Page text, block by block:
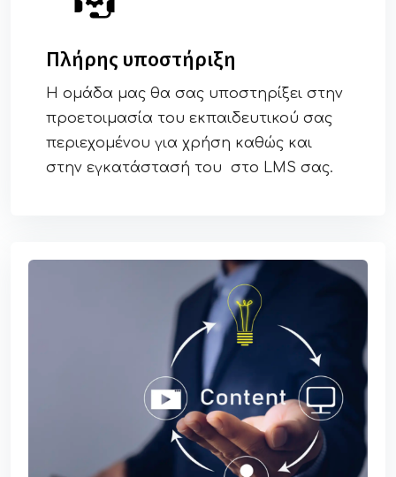
Πλήρης υποστήριξη
Η ομάδα μας θα σας υποστηρίξει στην
προετοιμασία του εκπαιδευτικού σας
περιεχομένου για χρήση καθώς και
στην εγκατάστασή του στο LMS σας.